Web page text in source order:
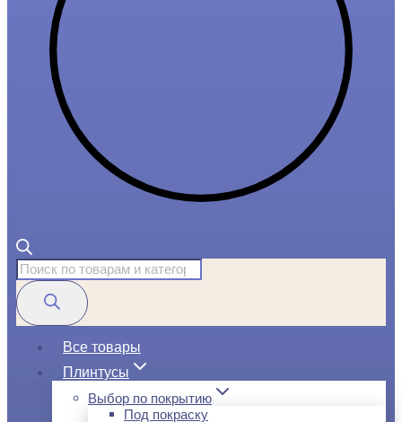
Поиск
товаров
Все товары
Плинтусы
Выбор по покрытию
Под покраску